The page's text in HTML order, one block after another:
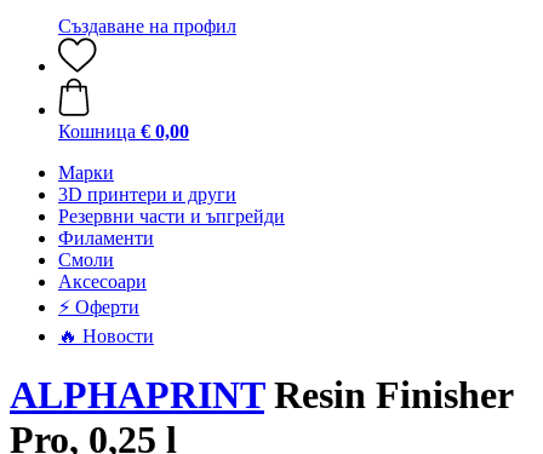
Създаване на профил
Кошница € 0,00
Mарки
3D принтери и други
Резервни части и ъпгрейди
Филаменти
Смоли
Аксесоари
⚡ Оферти
🔥 Новости
ALPHAPRINTResin Finisher
Pro, 0,25 l